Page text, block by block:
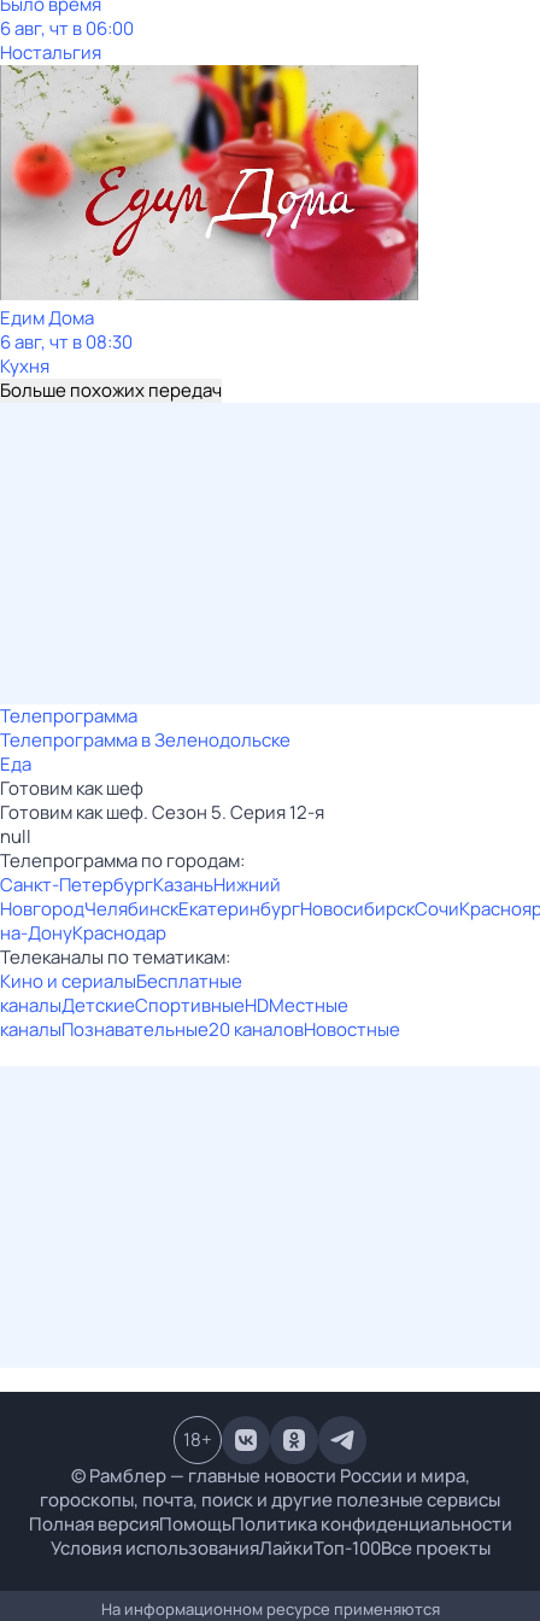
6 авг, чт в 06:00
Ностальгия
Едим Дома
6 авг, чт в 08:30
Кухня
Больше похожих передач
Телепрограмма
Телепрограмма в Зеленодольске
Еда
Готовим как шеф
Готовим как шеф. Сезон 5. Серия 12-я
null
Телепрограмма по городам:
Санкт-ПетербургКазаньНижний
НовгородЧелябинскЕкатеринбургНовосибирскСочи
на-ДонуКраснодар
Телеканалы по тематикам:
Кино и сериалыБесплатные
каналыДетскиеСпортивныеHDМестные
каналыПознавательные20 каналовНовостные
© Рамблер — главные новости России и мира,
гороскопы, почта, поиск и другие полезные сервисы
Полная версияПомощьПолитика конфиденциальности
Условия использованияЛайкиТоп-100Все проекты
18+
На информационном ресурсе применяются